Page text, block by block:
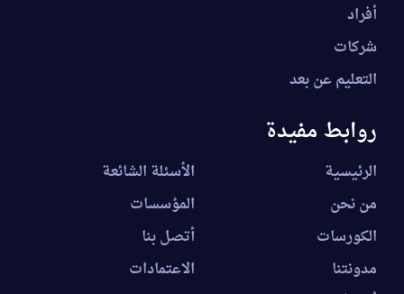
أفراد
شركات
التعليم عن بعد
روابط مفيدة
الرئيسية
من نحن
الكورسات
مدونتنا
الأسئلة الشائعة
المؤسسات
أتصل بنا
الاعتمادات